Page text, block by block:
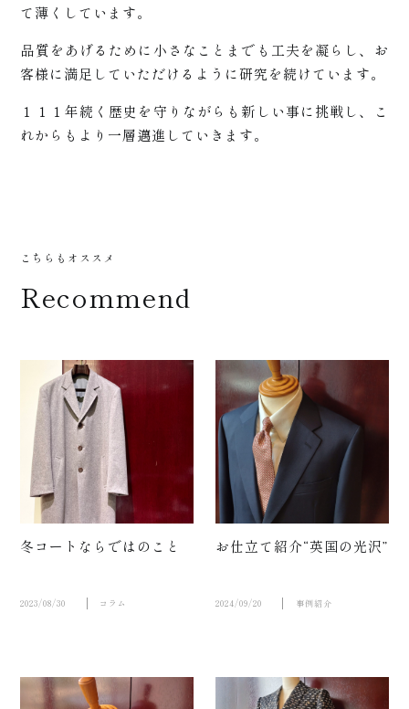
プライス
サポー
ト
て薄くしています。
品質をあげるために小さなことまでも工夫を凝らし、お
客様に満足していただけるように研究を続けています。
１１１年続く歴史を守りながらも新しい事に挑戦し、こ
れからもより一層邁進していきます。
こちらもオススメ
Recommend
冬コートならではのこと
2023/08/30 コラム
お仕立て紹介“英国の光沢”
2024/09/20 事例紹介